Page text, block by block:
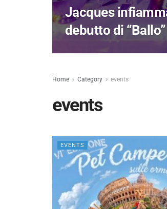
Jacques
debutto di “Ballo”
Home Category events
events
EVENTS